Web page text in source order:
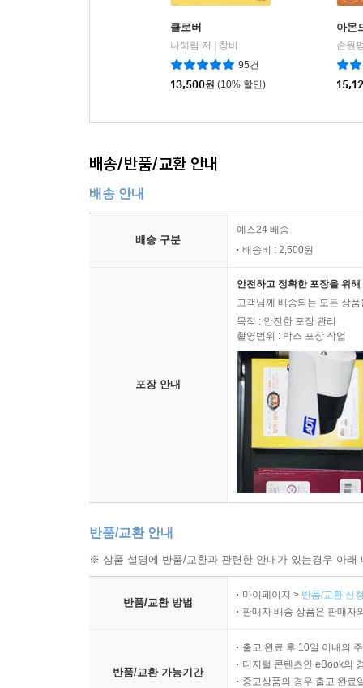
클로버
나혜림 저
창비
95건
13,500원 (10% 할인)
아몬
손원
배송/반품/교환 안내
배송 안내
배송 구분
예스24 배송
배송비 : 2,500원
포장 안내
안전하고 정확한 포장을 위
고객님께 배송되는 모든 상
목적 : 안전한 포장 관리
촬영범위 : 박스 포장 작업
반품/교환 안내
※ 상품 설명에 반품/교환과 관련한 안내가 있는경우 아
반품/교환 방법
마이페이지 > 반품/교환 신
판매자 배송 상품은 판매자
반품/교환 가능기간
출고 완료 후 10일 이내의
디지털 콘텐츠인 eBook의
중고상품의 경우 출고 완료